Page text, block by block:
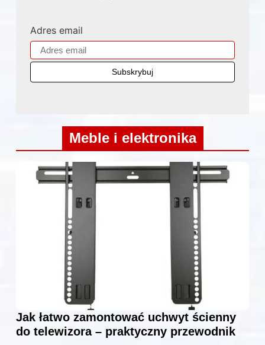
Adres email
Meble i elektronika
Jak łatwo zamontować uchwyt ścienny
do telewizora – praktyczny przewodnik